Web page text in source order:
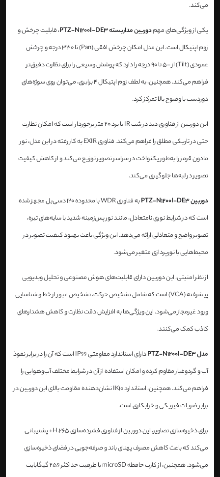
می‌کند.
یکی از ویژگی‌های مهمدوربین مداربسته PTZ-N1200I-DE3
، قابلیت چرخش و
زوم اپتیکال است. این مدل امکان چرخش افقی (Pan) تا 330 درجه و چرخش
عمودی (Tilt) از -5 تا 90 درجه را دارد که پوشش وسیعی را برای نظارت دقیق‌تر
فراهم می‌کند. همچنین، به لطف زوم اپتیکال 4 برابری، می‌توان روی سوژه‌های
دوردست با وضوح بالا تمرکز کرد.
این دوربین از فناوری دید در شب IR با برد 20 متر برخوردار است که امکان نظارت
حتی در تاریکی مطلق را فراهم می‌کند. فناوری EXIR به کار رفته در این مدل، نور
مادون قرمز را به‌طور یکنواخت در سراسر تصویر توزیع می‌کند و از کاهش کیفیت
تصویر در لبه‌ها جلوگیری می‌کند.
دوربین PTZ-N1200I-DE3
به فناوری WDR با محدوده 120 دسی‌بل مجهز شده
است که در شرایط نوری نامتعادل، مانند نور پس‌زمینه شدید یا سایه‌های تیره،
تصویر واضح و متعادلی ارائه می‌دهد. این ویژگی باعث بهبود کیفیت تصویر در
محیط‌هایی با نورپردازی متغیر می‌شود.
از نظر امنیتی، این دوربین دارای قابلیت‌های هوش مصنوعی و تحلیل ویدیویی
پیشرفته (VCA) است که شامل تشخیص حرکت، تشخیص عبور از خط و شناسایی
ورود غیرمجاز می‌شود. این ویژگی‌ها به افزایش دقت نظارت و کاهش هشدارهای
کاذب کمک می‌کنند.
مدل PTZ-N1200I-DE3
دارای استاندارد مقاومتی IP66 است که آن را در برابر نفوذ
آب و گردوغبار مقاوم کرده و امکان استفاده از آن در شرایط مختلف آب‌وهوایی را
فراهم می‌کند. همچنین، استاندارد IK10 نشان‌دهنده مقاومت بالای این دوربین در
برابر ضربات فیزیکی و خرابکاری است.
برای ذخیره‌سازی تصاویر، این دوربین از فناوری فشرده‌سازی H.265+ پشتیبانی
می‌کند که باعث کاهش مصرف پهنای باند و صرفه‌جویی در فضای ذخیره‌سازی
می‌شود. همچنین، از کارت حافظه microSD با ظرفیت حداکثر 256 گیگابایت